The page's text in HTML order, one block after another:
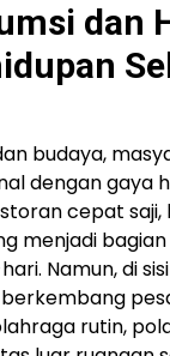
dan
budaya,
dengan gaya
cepat saji,
menjadi
Namun, di
rutin,